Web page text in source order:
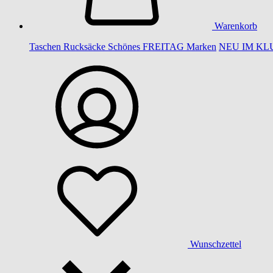
Warenkorb
Taschen Rucksäcke Schönes FREITAG Marken NEU IM
Wunschzettel